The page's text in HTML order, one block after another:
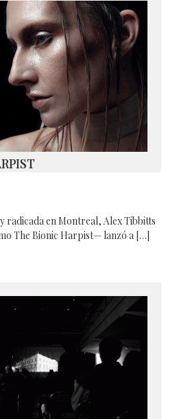
radicada en Montreal, Alex Tibbitts
The Bionic Harpist— lanzó a […]